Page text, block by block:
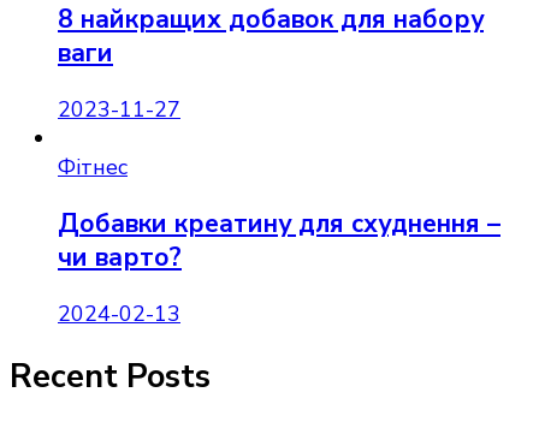
8 найкращих добавок для набору
ваги
2023-11-27
Фітнес
Добавки креатину для схуднення –
чи варто?
2024-02-13
Recent Posts